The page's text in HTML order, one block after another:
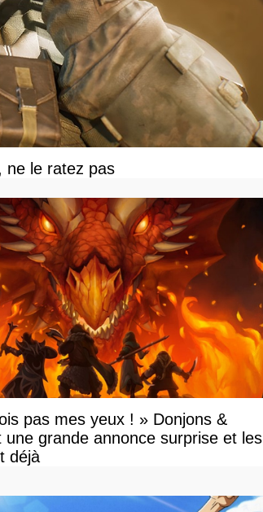
ne le ratez pas
pas mes yeux ! » Donjons &
une grande annonce surprise et les
déjà